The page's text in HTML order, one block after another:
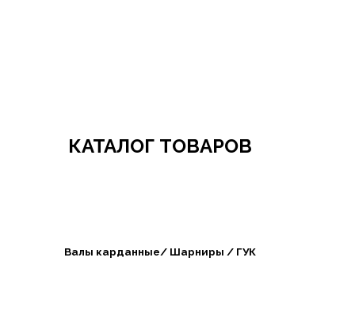
КАТАЛОГ ТОВАРОВ
Валы карданные/ Шарниры / ГУК